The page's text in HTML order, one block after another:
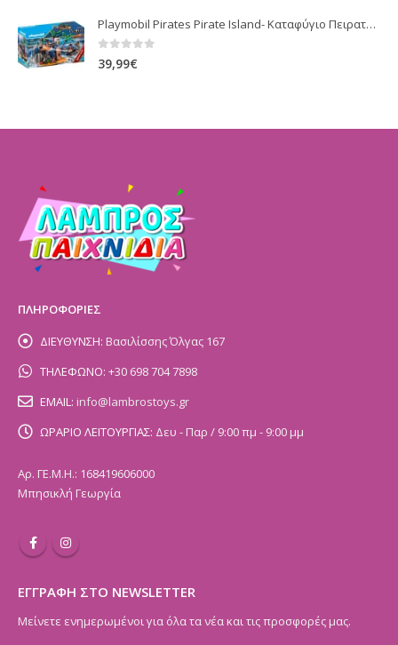
Playmobil Pirates Pirate Island- Καταφύγιο Πειρατών
0 out of 5
39,99€
ΠΛΗΡΟΦΟΡΙΕΣ
ΔΙΕΥΘΥΝΣΗ: Βασιλίσσης Όλγας 167
ΤΗΛΕΦΩΝΟ: +30 698 704 7898
EMAIL: info@lambrostoys.gr
ΩΡΑΡΙΟ ΛΕΙΤΟΥΡΓΙΑΣ: Δευ - Παρ / 9:00 πμ - 9:00 μμ
Αρ. ΓΕ.Μ.Η.: 168419606000
Μπησικλή Γεωργία
ΕΓΓΡΑΦΗ ΣΤΟ NEWSLETTER
Μείνετε ενημερωμένοι για όλα τα νέα και τις προσφορές μας.